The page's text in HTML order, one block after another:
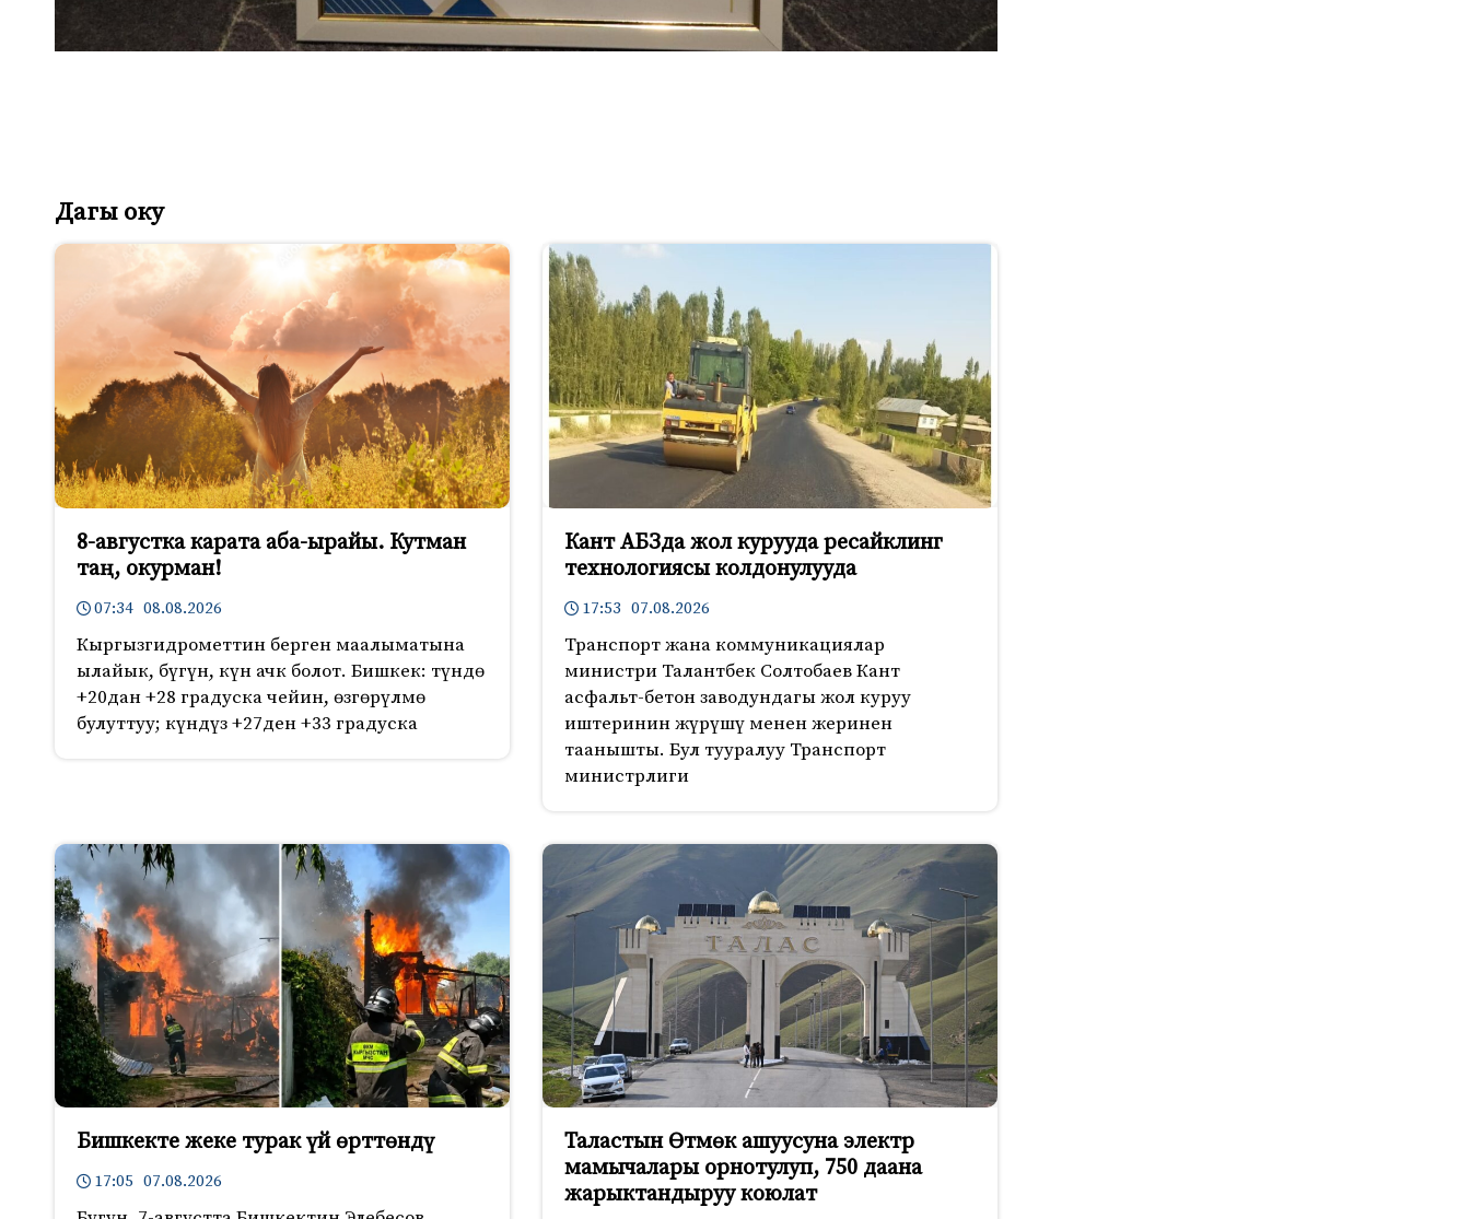
Дагы оку
8-августка карата аба-ырайы. Кутман
таң, окурман!
07:34 08.08.2026
Кыргызгидрометтин берген маалыматына
ылайык, бүгүн, күн ачк болот. Бишкек: түндө
+20дан +28 градуска чейин, өзгөрүлмө
булуттуу; күндүз +27ден +33 градуска
Кант АБЗда жол курууда ресайклинг
технологиясы колдонулууда
17:53 07.08.2026
Транспорт жана коммуникациялар
министри Талантбек Солтобаев Кант
асфальт-бетон заводундагы жол куруу
иштеринин жүрүшү менен жеринен
таанышты. Бул тууралуу Транспорт
министрлиги
Бишкекте жеке турак үй өрттөндү
17:05 07.08.2026
Таластын Өтмөк ашуусуна электр
мамычалары орнотулуп, 750 даана
жарыктандыруу коюлат